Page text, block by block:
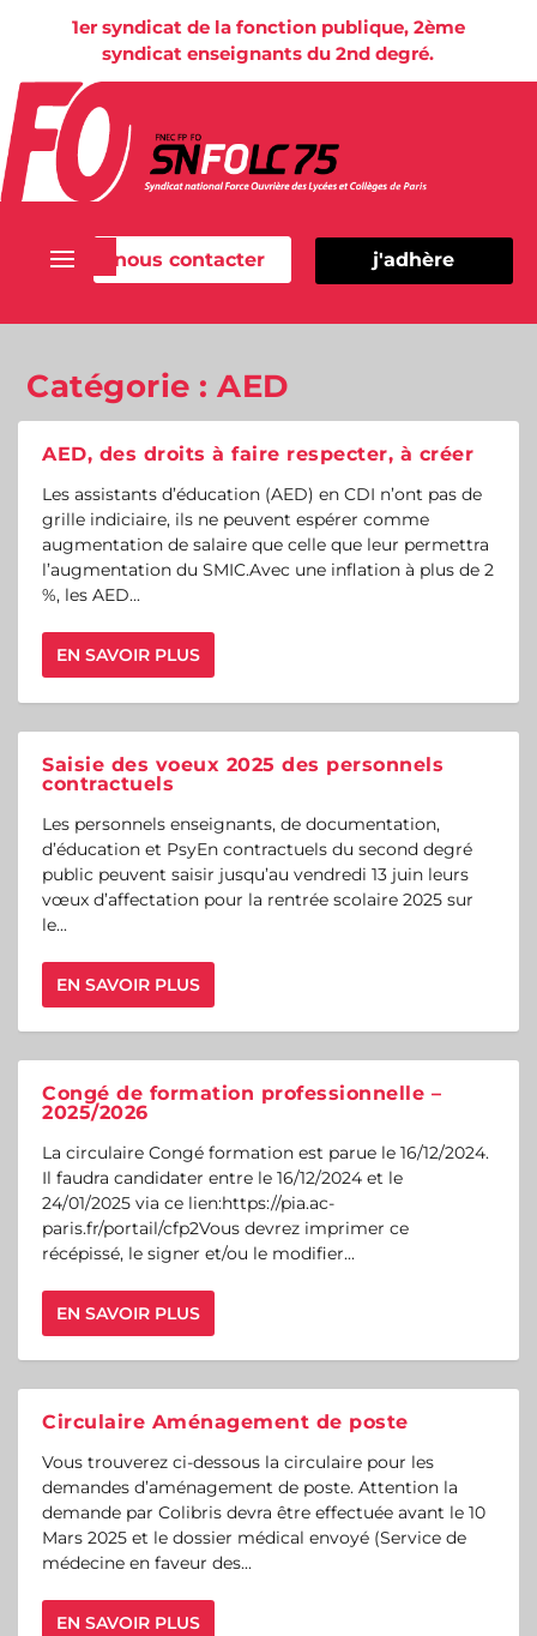
1er syndicat de la fonction publique, 2ème
syndicat enseignants du 2nd degré.
nous contacter j'adhère
Catégorie :AED
AED, des droits à faire respecter, à créer
Les assistants d’éducation (AED) en CDI n’ont pas de
grille indiciaire, ils ne peuvent espérer comme
augmentation de salaire que celle que leur permettra
l’augmentation du SMIC.Avec une inflation à plus de 2
%, les AED...
EN SAVOIR PLUS
Saisie des voeux 2025 des personnels
contractuels
Les personnels enseignants, de documentation,
d’éducation et PsyEn contractuels du second degré
public peuvent saisir jusqu’au vendredi 13 juin leurs
vœux d’affectation pour la rentrée scolaire 2025 sur
le...
EN SAVOIR PLUS
Congé de formation professionnelle –
2025/2026
La circulaire Congé formation est parue le 16/12/2024.
Il faudra candidater entre le 16/12/2024 et le
24/01/2025 via ce lien:https://pia.ac-
paris.fr/portail/cfp2Vous devrez imprimer ce
récépissé, le signer et/ou le modifier...
EN SAVOIR PLUS
Circulaire Aménagement de poste
Vous trouverez ci-dessous la circulaire pour les
demandes d’aménagement de poste. Attention la
demande par Colibris devra être effectuée avant le 10
Mars 2025 et le dossier médical envoyé (Service de
médecine en faveur des...
EN SAVOIR PLUS